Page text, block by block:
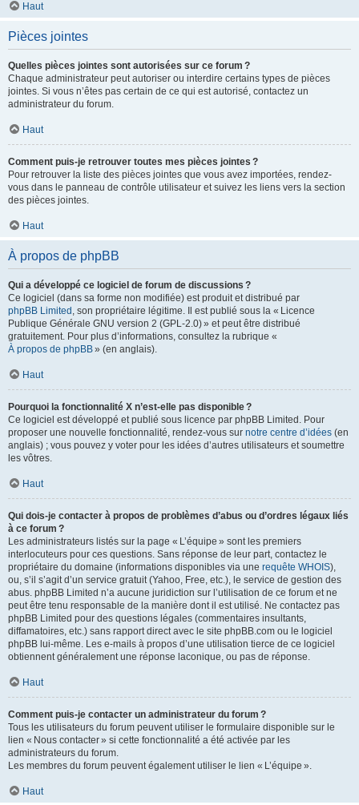
Haut
Pièces jointes
Quelles pièces jointes sont autorisées sur ce forum ?
Chaque administrateur peut autoriser ou interdire certains types de pièces
jointes. Si vous n’êtes pas certain de ce qui est autorisé, contactez un
administrateur du forum.
Haut
Comment puis-je retrouver toutes mes pièces jointes ?
Pour retrouver la liste des pièces jointes que vous avez importées, rendez-
vous dans le panneau de contrôle utilisateur et suivez les liens vers la section
des pièces jointes.
Haut
À propos de phpBB
Qui a développé ce logiciel de forum de discussions ?
Ce logiciel (dans sa forme non modifiée) est produit et distribué par
phpBB Limited , son propriétaire légitime. Il est publié sous la « Licence
Publique Générale GNU version 2 (GPL-2.0) » et peut être distribué
gratuitement. Pour plus d’informations, consultez la rubrique «
À propos de phpBB» (en anglais).
Haut
Pourquoi la fonctionnalité X n’est-elle pas disponible ?
Ce logiciel est développé et publié sous licence par phpBB Limited. Pour
proposer une nouvelle fonctionnalité, rendez-vous sur notre centre d’idées (en
anglais) ; vous pouvez y voter pour les idées d’autres utilisateurs et soumettre
les vôtres.
Haut
Qui dois-je contacter à propos de problèmes d’abus ou d’ordres légaux liés
à ce forum ?
Les administrateurs listés sur la page « L’équipe » sont les premiers
interlocuteurs pour ces questions. Sans réponse de leur part, contactez le
propriétaire du domaine (informations disponibles via une requête WHOIS),
ou, s’il s’agit d’un service gratuit (Yahoo, Free, etc.), le service de gestion des
abus. phpBB Limited n’a aucune juridiction sur l’utilisation de ce forum et ne
peut être tenu responsable de la manière dont il est utilisé. Ne contactez pas
phpBB Limited pour des questions légales (commentaires insultants,
diffamatoires, etc.) sans rapport direct avec le site phpBB.com ou le logiciel
phpBB lui-même. Les e-mails à propos d’une utilisation tierce de ce logiciel
obtiennent généralement une réponse laconique, ou pas de réponse.
Haut
Comment puis-je contacter un administrateur du forum ?
Tous les utilisateurs du forum peuvent utiliser le formulaire disponible sur le
lien « Nous contacter » si cette fonctionnalité a été activée par les
administrateurs du forum.
Les membres du forum peuvent également utiliser le lien « L’équipe ».
Haut